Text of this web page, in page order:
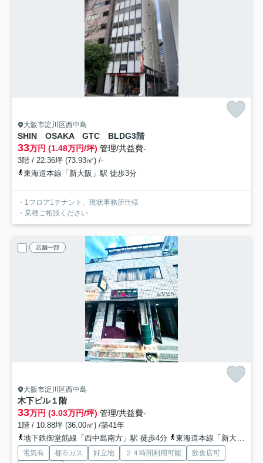
大阪市淀川区西中島
SHIN OSAKA GTC BLDG3階
33万円 (1.48万円/坪) 管理/共益費-
3階 / 22.36坪 (73.93㎡) /-
東海道本線「新大阪」駅 徒歩3分
・1フロア1テナント、現状事務所仕様
・業種ご相談ください
店舗一部
大阪市淀川区西中島
木下ビル１階
33万円 (3.03万円/坪) 管理/共益費-
1階 / 10.88坪 (36.00㎡) /築41年
地下鉄御堂筋線「西中島南方」駅 徒歩4分
東海道本線「新大阪」駅 徒歩15分
電気有 都市ガス 好立地 ２４時間利用可能 飲食店可